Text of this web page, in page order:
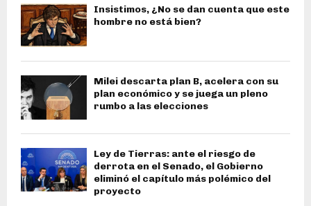
Insistimos, ¿No se dan cuenta que este
hombre no está bien?
Milei descarta plan B, acelera con su
plan económico y se juega un pleno
rumbo a las elecciones
Ley de Tierras: ante el riesgo de
derrota en el Senado, el Gobierno
eliminó el capítulo más polémico del
proyecto